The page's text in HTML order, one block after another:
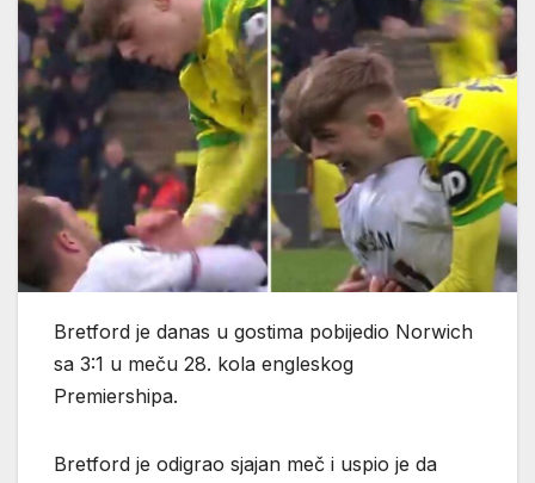
Bretford je danas u gostima pobijedio Norwich
sa 3:1 u meču 28. kola engleskog
Premiershipa.
Bretford je odigrao sjajan meč i uspio je da